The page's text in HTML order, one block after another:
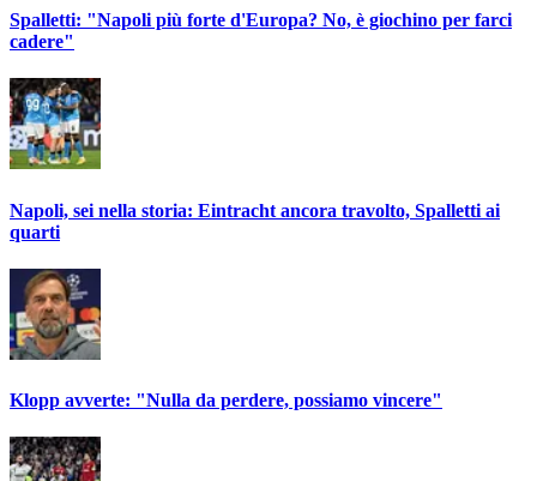
Spalletti: "Napoli più forte d'Europa? No, è giochino per farci
cadere"
Napoli, sei nella storia: Eintracht ancora travolto, Spalletti ai
quarti
Klopp avverte: "Nulla da perdere, possiamo vincere"